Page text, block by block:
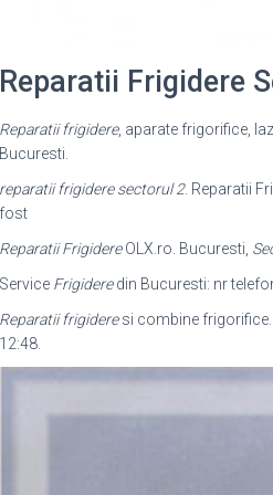
Reparatii Frigidere
Reparatii frigidere, aparate frigorifice,
Bucuresti.
reparatii frigidere sectorul 2. Reparatii
fost
Reparatii FrigidereOLX.ro. Bucuresti,
Service Frigideredin Bucuresti: nr
Reparatii frigideresi combine frigorifice.
12:48.